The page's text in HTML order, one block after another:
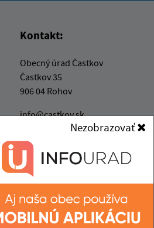
Nezobrazovať
Kontakt:
Obecný úrad Častkov
Častkov 35
906 04 Rohov
info@castkov.sk
+421 346 511 313
IČO: 00309494